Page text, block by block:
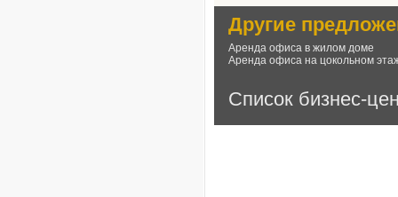
Другие
Аренда офиса в жилом доме
Аренда офиса на цокольном
Список бизнес-